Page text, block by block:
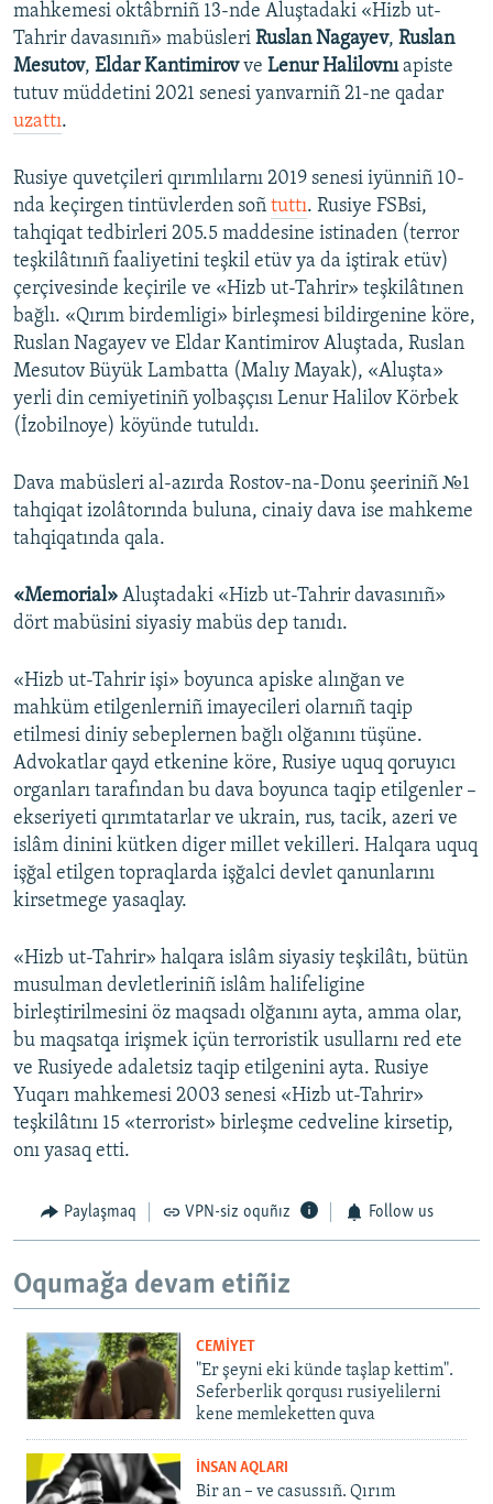
mahkemesi oktâbrniñ 13-nde Aluştadaki «Hizb ut-
Tahrir davasınıñ» mabüsleri Ruslan Nagayev, Ruslan
Mesutov, Eldar Kantimirovve Lenur Halilovnıapiste
tutuv müddetini 2021 senesi yanvarniñ 21-ne qadar
uzattı.
Rusiye quvetçileri qırımlılarnı 2019 senesi iyünniñ 10-
nda keçirgen tintüvlerden soñ tuttı. Rusiye FSBsi,
tahqiqat tedbirleri 205.5 maddesine istinaden (terror
teşkilâtınıñ faaliyetini teşkil etüv ya da iştirak etüv)
çerçivesinde keçirile ve «Hizb ut-Tahrir» teşkilâtınen
bağlı. «Qırım birdemligi» birleşmesi bildirgenine köre,
Ruslan Nagayev ve Eldar Kantimirov Aluştada, Ruslan
Mesutov Büyük Lambatta (Malıy Mayak), «Aluşta»
yerli din cemiyetiniñ yolbaşçısı Lenur Halilov Körbek
(İzobilnoye) köyünde tutuldı.
Dava mabüsleri al-azırda Rostov-na-Donu şeeriniñ №1
tahqiqat izolâtorında buluna, cinaiy dava ise mahkeme
tahqiqatında qala.
«Memorial» Aluştadaki «Hizb ut-Tahrir davasınıñ»
dört mabüsini siyasiy mabüs dep tanıdı.
«Hizb ut-Tahrir işi» boyunca apiske alınğan ve
mahküm etilgenlerniñ imayecileri olarnıñ taqip
etilmesi diniy sebeplernen bağlı olğanını tüşüne.
Advokatlar qayd etkenine köre, Rusiye uquq qoruyıcı
organları tarafından bu dava boyunca taqip etilgenler –
ekseriyeti qırımtatarlar ve ukrain, rus, tacik, azeri ve
islâm dinini kütken diger millet vekilleri. Halqara uquq
işğal etilgen topraqlarda işğalci devlet qanunlarını
kirsetmege yasaqlay.
«Hizb ut-Tahrir» halqara islâm siyasiy teşkilâtı, bütün
musulman devletleriniñ islâm halifeligine
birleştirilmesini öz maqsadı olğanını ayta, amma olar,
bu maqsatqa irişmek içün terroristik usullarnı red ete
ve Rusiyede adaletsiz taqip etilgenini ayta. Rusiye
Yuqarı mahkemesi 2003 senesi «Hizb ut-Tahrir»
teşkilâtını 15 «terrorist» birleşme cedveline kirsetip,
onı yasaq etti.
Paylaşmaq VPN-siz oquñız Follow us
Oqumağa devam etiñiz
CEMİYET
"Er şeyni eki künde taşlap kettim".
Seferberlik qorqusı rusiyelilerni
kene memleketten quva
İNSAN AQLARI
Bir an – ve casussıñ. Qırım